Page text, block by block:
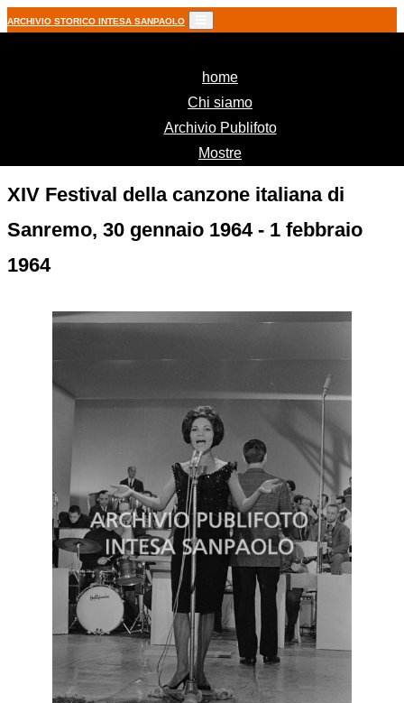
ARCHIVIO STORICO INTESA SANPAOLO
home(current)
Chi siamo
Archivio Publifoto
Mostre
XIV Festival della canzone italiana di
Sanremo, 30 gennaio 1964 - 1 febbraio
1964